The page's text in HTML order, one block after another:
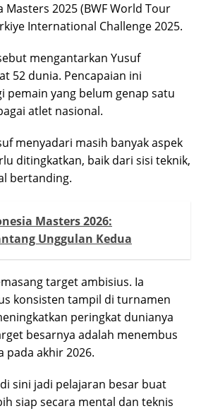
2025 (BWF World Tour
International Challenge 2025.
mengantarkan Yusuf
52 dunia. Pencapaian ini
pemain yang belum genap satu
atlet nasional.
menyadari masih banyak aspek
ditingkatkan, baik dari sisi teknik,
bertanding.
Masters 2026:
Unggulan Kedua
target ambisius. Ia
konsisten tampil di turnamen
peringkat dunianya
besarnya adalah menembus
pada akhir 2026.
sini jadi pelajaran besar buat
siap secara mental dan teknis